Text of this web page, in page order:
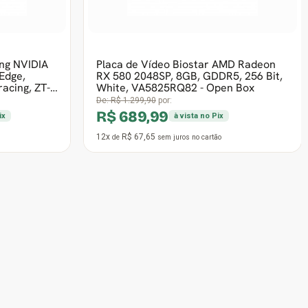
D35,
- OPEN
Teclado Dr. Office KDR-0204-B, USB,
Membrana, Preto - Open Box
De:R$ 40,90 por:
R$ 18,90 à vista no Pix
1xdeR$ 22,24sem juros no cartão